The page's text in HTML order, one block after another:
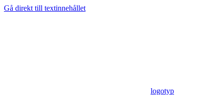
Gå direkt till textinnehållet
logotyp